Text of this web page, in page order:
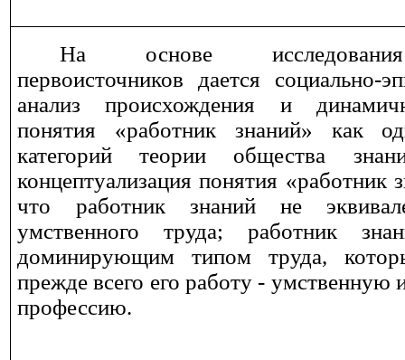
На основе
первоисточников дается социально-
анализ происхождения и
понятия «работник знаний» как
категорий теории общества
концептуализация понятия «работник
что работник знаний не
умственного труда; работник
доминирующим типом труда,
прежде всего его работу - умственную
профессию.